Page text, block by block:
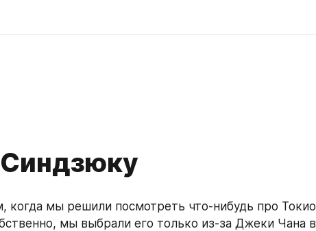
когда мы решили посмотреть что-нибудь про Токио
мы выбрали его только из-за Джеки Чана в